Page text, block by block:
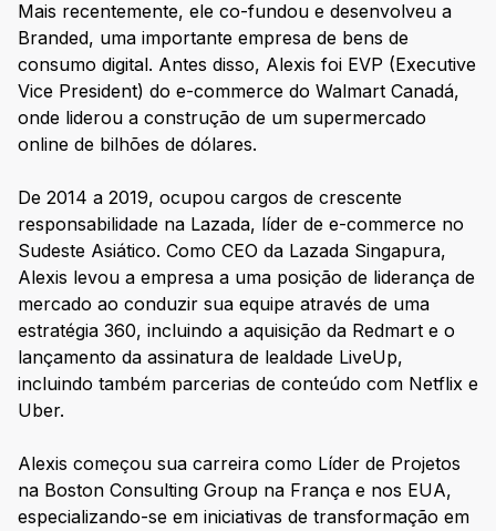
Mais recentemente, ele co-fundou e desenvolveu a
Branded, uma importante empresa de bens de
consumo digital. Antes disso, Alexis foi EVP (Executive
Vice President) do e-commerce do Walmart Canadá,
onde liderou a construção de um supermercado
online de bilhões de dólares.
De 2014 a 2019, ocupou cargos de crescente
responsabilidade na Lazada, líder de e-commerce no
Sudeste Asiático. Como CEO da Lazada Singapura,
Alexis levou a empresa a uma posição de liderança de
mercado ao conduzir sua equipe através de uma
estratégia 360, incluindo a aquisição da Redmart e o
lançamento da assinatura de lealdade LiveUp,
incluindo também parcerias de conteúdo com Netflix e
Uber.
Alexis começou sua carreira como Líder de Projetos
na Boston Consulting Group na França e nos EUA,
especializando-se em iniciativas de transformação em